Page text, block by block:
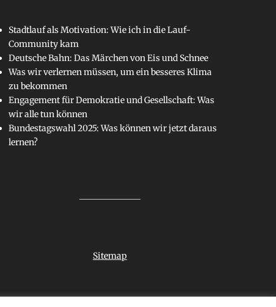
Stadtlauf als Motivation: Wie ich in die Lauf-
Community kam
Deutsche Bahn: Das Märchen von Eis und Schnee
Was wir verlernen müssen, um ein besseres Klima
zu bekommen
Engagement für Demokratie und Gesellschaft: Was
wir alle tun können
Bundestagswahl 2025: Was können wir jetzt daraus
lernen?
Sitemap